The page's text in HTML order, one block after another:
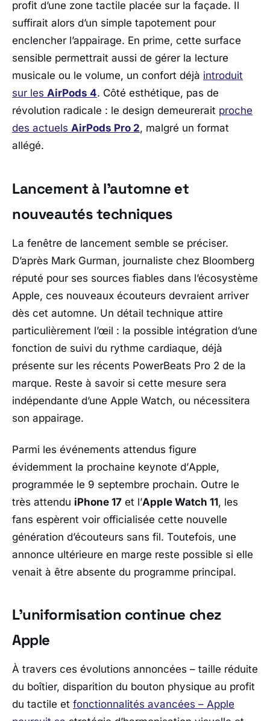
profit d’une zone tactile placée sur la façade. Il
suffirait alors d’un simple tapotement pour
enclencher l’appairage. En prime, cette surface
sensible permettrait aussi de gérer la lecture
musicale ou le volume, un confort déjà introduit
sur les AirPods 4. Côté esthétique, pas de
révolution radicale : le design demeurerait proche
des actuels AirPods Pro 2, malgré un format
allégé.
Lancement à l’automne et
nouveautés techniques
La fenêtre de lancement semble se préciser.
D’après Mark Gurman, journaliste chez Bloomberg
réputé pour ses sources fiables dans l’écosystème
Apple, ces nouveaux écouteurs devraient arriver
dès cet automne. Un détail technique attire
particulièrement l’œil : la possible intégration d’une
fonction de suivi du rythme cardiaque, déjà
présente sur les récents PowerBeats Pro 2 de la
marque. Reste à savoir si cette mesure sera
indépendante d’une Apple Watch, ou nécessitera
son appairage.
Parmi les événements attendus figure
évidemment la prochaine keynote d’Apple,
programmée le 9 septembre prochain. Outre le
très attendu iPhone 17 et l’Apple Watch 11, les
fans espèrent voir officialisée cette nouvelle
génération d’écouteurs sans fil. Toutefois, une
annonce ultérieure en marge reste possible si elle
venait à être absente du programme principal.
L’uniformisation continue chez
Apple
À travers ces évolutions annoncées – taille réduite
du boîtier, disparition du bouton physique au profit
du tactile et fonctionnalités avancées – Apple